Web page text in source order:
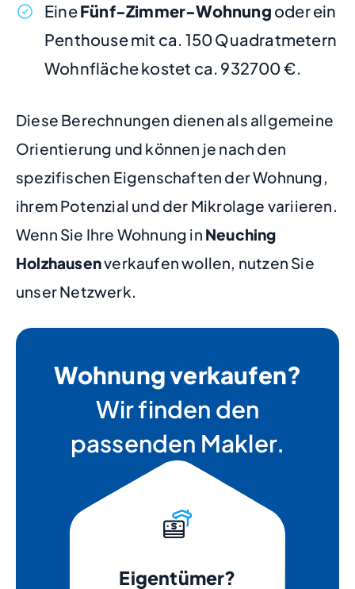
EineFünf-Zimmer-Wohnung oder ein
Penthouse mit ca. 150 Quadratmetern
Wohnfläche kostet ca. 932700 €.
Diese Berechnungen dienen als allgemeine
Orientierung und können je nach den
spezifischen Eigenschaften der Wohnung,
ihrem Potenzial und der Mikrolage variieren.
Wenn Sie Ihre Wohnung in Neuching
Holzhausenverkaufen wollen, nutzen Sie
unser Netzwerk.
Wohnung verkaufen?
Wir finden den
passenden Makler.
Eigentümer?